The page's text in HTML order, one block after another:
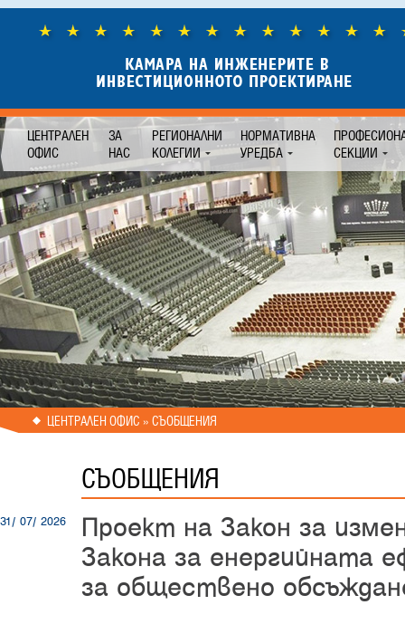
ЦЕНТРАЛЕН
ОФИС
ЗА
НАС
РЕГИОНАЛНИ
КОЛЕГИИ
НОРМАТИВНА
УРЕДБА
СЕКЦИИ
ЦЕНТРАЛЕН ОФИС » СЪОБЩЕНИЯ
СЪОБЩЕНИЯ
31/ 07/ 2026
Проект на Закон за
Закона за енергийната
за обществено